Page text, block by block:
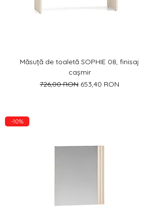
Măsuță de toaletă SOPHIE 08, finisaj
cașmir
Preț normal
726,00 RON Preț redus
653,40 RON
-10%